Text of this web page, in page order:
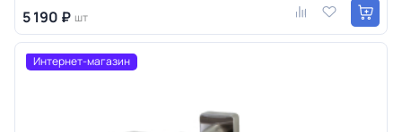
5 190 ₽ шт
Интернет-магазин